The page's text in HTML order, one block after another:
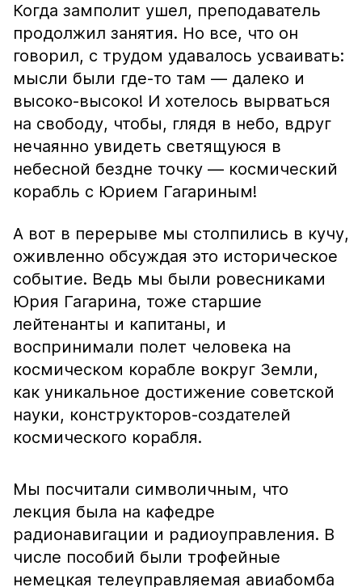
Когда замполит ушел, преподаватель
продолжил занятия. Но все, что он
говорил, с трудом удавалось усваивать:
мысли были где-то там — далеко и
высоко-высоко! И хотелось вырваться
на свободу, чтобы, глядя в небо, вдруг
нечаянно увидеть светящуюся в
небесной бездне точку — космический
корабль с Юрием Гагариным!
А вот в перерыве мы столпились в кучу,
оживленно обсуждая это историческое
событие. Ведь мы были ровесниками
Юрия Гагарина, тоже старшие
лейтенанты и капитаны, и
воспринимали полет человека на
космическом корабле вокруг Земли,
как уникальное достижение советской
науки, конструкторов-создателей
космического корабля.
Мы посчитали символичным, что
лекция была на кафедре
радионавигации и радиоуправления. В
числе пособий были трофейные
немецкая телеуправляемая авиабомба